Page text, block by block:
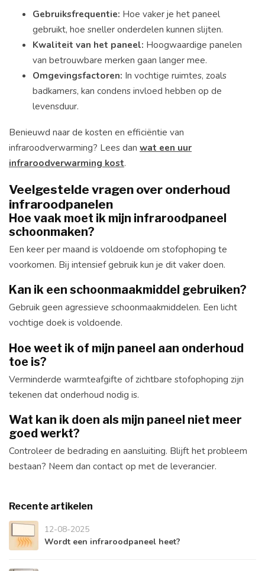
Gebruiksfrequentie: Hoe vaker je het paneel
gebruikt, hoe sneller onderdelen kunnen slijten.
Kwaliteit van het paneel: Hoogwaardige panelen
van betrouwbare merken gaan langer mee.
Omgevingsfactoren: In vochtige ruimtes, zoals
badkamers, kan condens invloed hebben op de
levensduur.
Benieuwd naar de kosten en efficiëntie van
infraroodverwarming? Lees dan wat een uur
infraroodverwarming kost.
Veelgestelde vragen over onderhoud
infraroodpanelen
Hoe vaak moet ik mijn infraroodpaneel
schoonmaken?
Een keer per maand is voldoende om stofophoping te
voorkomen. Bij intensief gebruik kun je dit vaker doen.
Kan ik een schoonmaakmiddel gebruiken?
Gebruik geen agressieve schoonmaakmiddelen. Een licht
vochtige doek is voldoende.
Hoe weet ik of mijn paneel aan onderhoud
toe is?
Verminderde warmteafgifte of zichtbare stofophoping zijn
tekenen dat onderhoud nodig is.
Wat kan ik doen als mijn paneel niet meer
goed werkt?
Controleer de bedrading en aansluiting. Blijft het probleem
bestaan? Neem dan contact op met de leverancier.
Recente artikelen
12-08-2025
Wordt een infraroodpaneel heet?